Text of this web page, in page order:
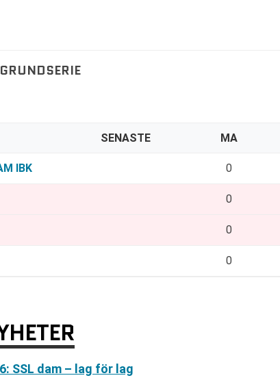
SENASTE MA
IBK 0
0
0
0
SSL dam – lag för lag